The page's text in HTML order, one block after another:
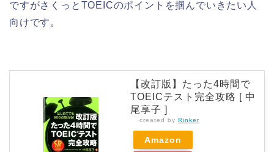
ですがさくっとTOEICのポイントを掴んでいきたい人
向けです。
【改訂版】たった4時間で
TOEICテスト完全攻略 [ 中
尾享子 ]
created by Rinker
Amazon